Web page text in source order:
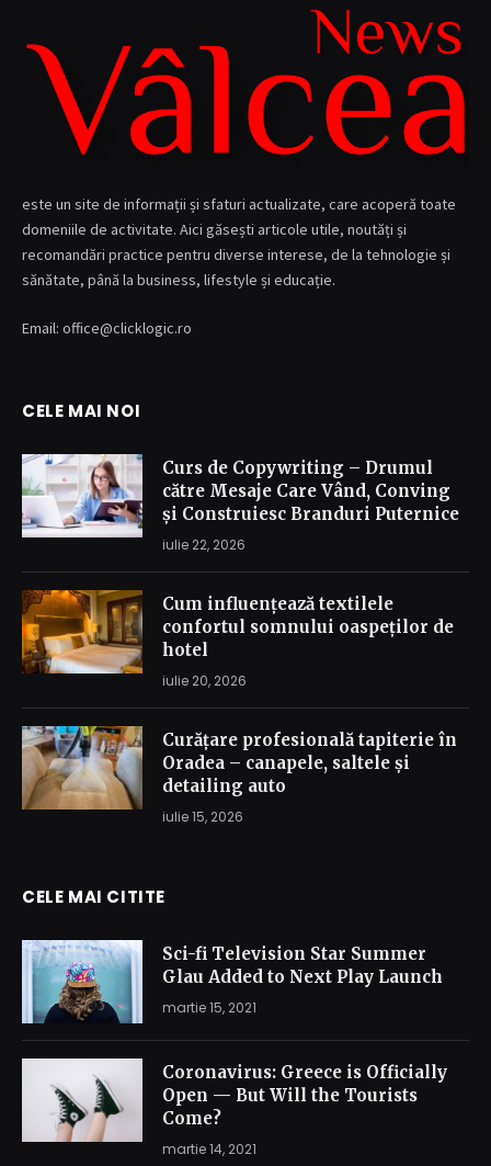
este un site de informații și sfaturi actualizate, care acoperă toate
domeniile de activitate. Aici găsești articole utile, noutăți și
recomandări practice pentru diverse interese, de la tehnologie și
sănătate, până la business, lifestyle și educație.
Email: office@clicklogic.ro
CELE MAI NOI
Curs de Copywriting – Drumul
către Mesaje Care Vând, Conving
și Construiesc Branduri Puternice
iulie 22, 2026
Cum influențează textilele
confortul somnului oaspeților de
hotel
iulie 20, 2026
Curățare profesională tapiterie în
Oradea – canapele, saltele și
detailing auto
iulie 15, 2026
CELE MAI CITITE
Sci-fi Television Star Summer
Glau Added to Next Play Launch
martie 15, 2021
Coronavirus: Greece is Officially
Open — But Will the Tourists
Come?
martie 14, 2021